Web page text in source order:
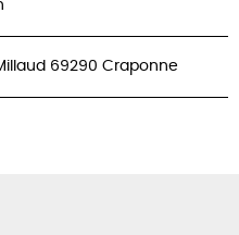
69290 Craponne